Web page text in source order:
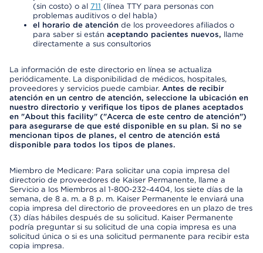
(sin costo) o al 711 (línea TTY para personas con
problemas auditivos o del habla)
el horario de atención de los proveedores afiliados o
para saber si están aceptando pacientes nuevos, llame
directamente a sus consultorios
La información de este directorio en línea se actualiza
periódicamente. La disponibilidad de médicos, hospitales,
proveedores y servicios puede cambiar. Antes de recibir
atención en un centro de atención, seleccione la ubicación en
nuestro directorio y verifique los tipos de planes aceptados
en "About this facility" ("Acerca de este centro de atención")
para asegurarse de que esté disponible en su plan. Si no se
mencionan tipos de planes, el centro de atención está
disponible para todos los tipos de planes.
Miembro de Medicare: Para solicitar una copia impresa del
directorio de proveedores de Kaiser Permanente, llame a
Servicio a los Miembros al 1-800-232-4404, los siete días de la
semana, de 8 a. m. a 8 p. m. Kaiser Permanente le enviará una
copia impresa del directorio de proveedores en un plazo de tres
(3) días hábiles después de su solicitud. Kaiser Permanente
podría preguntar si su solicitud de una copia impresa es una
solicitud única o si es una solicitud permanente para recibir esta
copia impresa.